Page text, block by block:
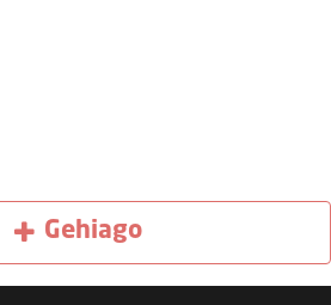
Gehiago